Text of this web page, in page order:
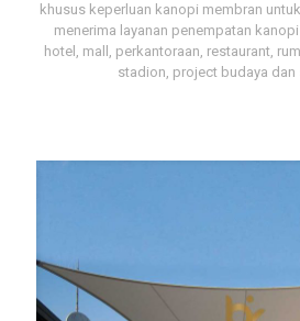
khusus keperluan kanopi membran
menerima layanan penempatan
hotel, mall, perkantoraan, restaurant,
stadion, project budaya dan